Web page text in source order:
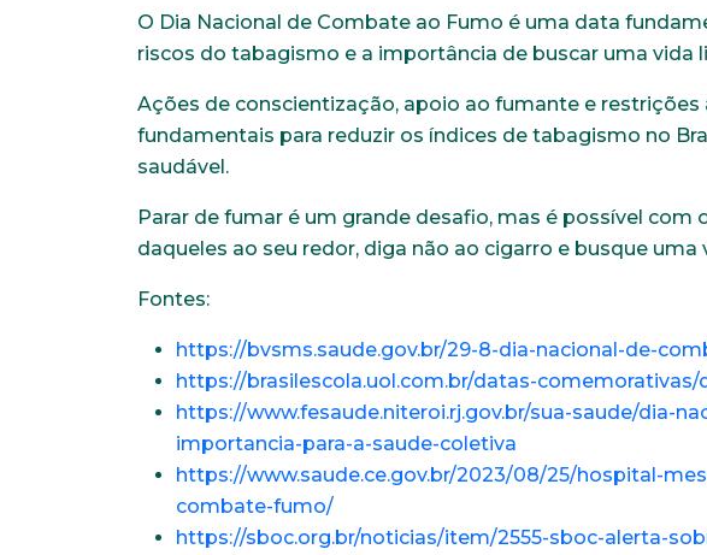
O Dia Nacional de Combate ao Fumo é uma data
riscos do tabagismo e a importância de buscar uma vida
Ações de conscientização, apoio ao fumante e
fundamentais para reduzir os índices de tabagismo no
saudável.
Parar de fumar é um grande desafio, mas é possível com
daqueles ao seu redor, diga não ao cigarro e busque
Fontes:
https://bvsms.saude.gov.br/29-8-dia-nacional-de-
https://brasilescola.uol.com.br/datas-
https://www.fesaude.niteroi.rj.gov.br/sua-saude/dia-
importancia-para-a-saude-coletiva
https://www.saude.ce.gov.br/2023/08/25/hospital-
combate-fumo/
https://sboc.org.br/noticias/item/2555-sboc-alerta-